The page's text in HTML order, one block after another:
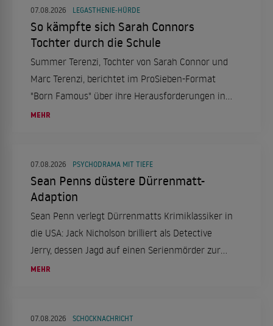
07.08.2026 LEGASTHENIE-HÜRDE
So kämpfte sich Sarah Connors
Tochter durch die Schule
Summer Terenzi, Tochter von Sarah Connor und
Marc Terenzi, berichtet im ProSieben-Format
"Born Famous" über ihre Herausforderungen in
der Schule aufgrund von Legasthenie und ihren
MEHR
07.08.2026 PSYCHODRAMA MIT TIEFE
Sean Penns düstere Dürrenmatt-
Adaption
Sean Penn verlegt Dürrenmatts Krimiklassiker in
die USA: Jack Nicholson brilliert als Detective
Jerry, dessen Jagd auf einen Serienmörder zur
Obsession wird. Ein düsteres Psychodrama, das
MEHR
07.08.2026 SCHOCKNACHRICHT